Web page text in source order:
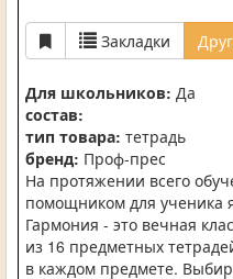
Закладки
Для школьников: Да
состав:
тип товара: тетрадь
бренд: Проф-прес
На протяжении всего
помощником для ученика
Гармония - это вечная
из 16 предметных
в каждом предмете.